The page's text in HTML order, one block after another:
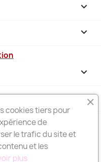



keyboard_arrow_down
- UN RÉSEAU DE
MARTINIQUE
cookies tiers pour
de
le trafic du site et
et les
plus